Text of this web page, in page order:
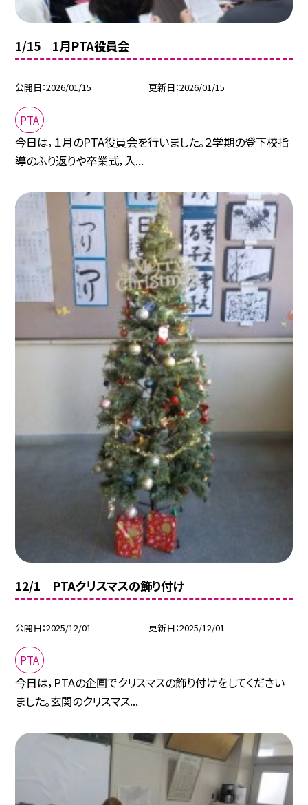
1/15 1月PTA役員会
公開日 2026/01/15 更新日 2026/01/15
PTA
今日は，１月のPTA役員会を行いました。２学期の登下校指
導のふり返りや卒業式，入...
12/1 PTAクリスマスの飾り付け
公開日 2025/12/01 更新日 2025/12/01
PTA
今日は，PTAの企画でクリスマスの飾り付けをしてください
ました。玄関のクリスマス...